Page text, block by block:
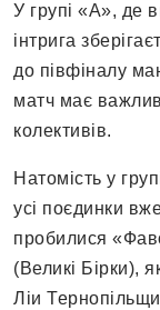
У групі «А», де
інтрига
до півфіналу
матч має
колективів.
Натомість у
усі поєдинки
пробилися
(Великі Бірки),
Ліи